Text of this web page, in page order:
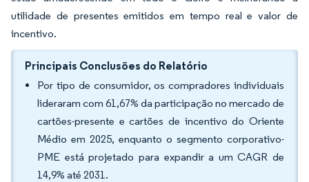
utilidade de presentes emitidos em tempo real e valor de
incentivo.
Principais Conclusões do Relatório
Por tipo de consumidor, os compradores individuais
lideraram com 61,67% da participação no mercado de
cartões-presente e cartões de incentivo do Oriente
Médio em 2025, enquanto o segmento corporativo-
PME está projetado para expandir a um CAGR de
14,9% até 2031.